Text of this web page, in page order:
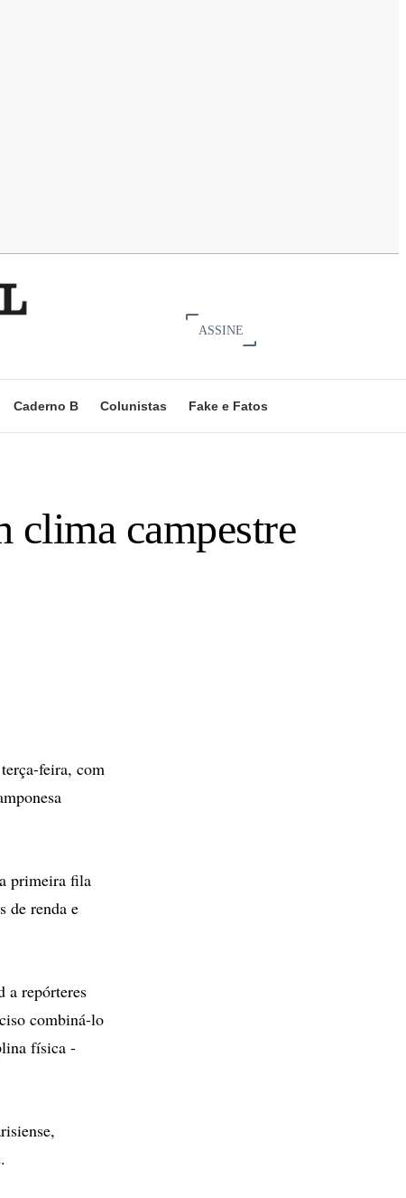
ASSINE
Caderno B Colunistas Fake e Fatos
clima campestre
feira, com
primeira fila
de renda e
a repórteres
combiná-lo
física -